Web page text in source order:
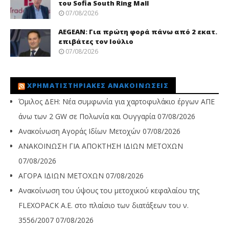
του Sofia South Ring Mall
07/08/2026
AEGEAN: Για πρώτη φορά πάνω από 2 εκατ.
επιβάτες τον Ιούλιο
07/08/2026
ΧΡΗΜΑΤΙΣΤΗΡΙΑΚΈΣ ΑΝΑΚΟΙΝΏΣΕΙΣ
Όμιλος ΔΕΗ: Νέα συμφωνία για χαρτοφυλάκιο έργων ΑΠΕ
άνω των 2 GW σε Πολωνία και Ουγγαρία 07/08/2026
Ανακοίνωση Αγοράς Ιδίων Μετοχών 07/08/2026
ΑΝΑΚΟΙΝΩΣΗ ΓΙΑ ΑΠΟΚΤΗΣΗ ΙΔΙΩΝ ΜΕΤΟΧΩΝ
07/08/2026
ΑΓΟΡΑ ΙΔΙΩΝ ΜΕΤΟΧΩΝ 07/08/2026
Ανακοίνωση του ύψους του μετοχικού κεφαλαίου της
FLEXOPACK A.E. στο πλαίσιο των διατάξεων του ν.
3556/2007 07/08/2026